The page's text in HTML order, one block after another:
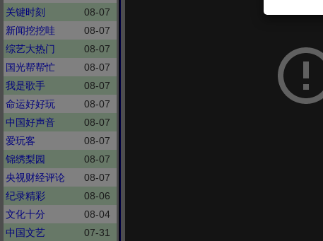
关键时刻
08-07
新闻挖挖哇
08-07
综艺大热门
08-07
国光帮帮忙
08-07
我是歌手
08-07
命运好好玩
08-07
中国好声音
08-07
爱玩客
08-07
锦绣梨园
08-07
央视财经评论
08-07
纪录精彩
08-06
文化十分
08-04
中国文艺
07-31